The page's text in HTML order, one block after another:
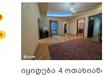
იყიდება 4 ოთახიანი